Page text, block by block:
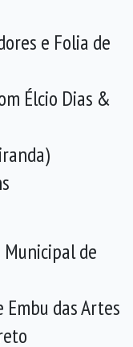
e Folia de
Élcio Dias &
de
Embu das Artes